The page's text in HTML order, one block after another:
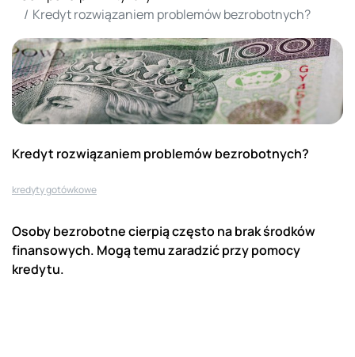
Kredyt rozwiązaniem problemów bezrobotnych?
Kredyt rozwiązaniem problemów bezrobotnych?
kredyty gotówkowe
Osoby bezrobotne cierpią często na brak środków
finansowych. Mogą temu zaradzić przy pomocy
kredytu.